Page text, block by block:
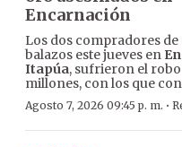
Encarnación
Los dos compradores
balazos este jueves en
Itapúa, sufrieron el robo
millones, con los que
Agosto 7, 2026 09:45 p. m. ·